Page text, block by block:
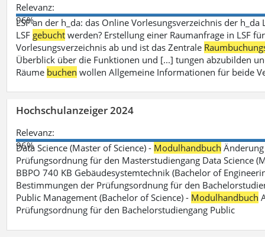
Relevanz:
96%
LSF an der h_da: das Online Vorlesungsverzeichnis der h_da
LSF gebucht werden? Erstellung einer Raumanfrage in LSF
Vorlesungsverzeichnis ab und ist das Zentrale
Überblick über die Funktionen und [...] tungen abzubilden
Räume buchen wollen Allgemeine Informationen für beide
Hochschulanzeiger 2024
Relevanz:
96%
Data Science (Master of Science) - Modulhandbuch
Prüfungsordnung für den Masterstudiengang Data Science
BBPO 740 KB Gebäudesystemtechnik (Bachelor of
Bestimmungen der Prüfungsordnung für den
Public Management (Bachelor of Science) - Modulhandbuch
Prüfungsordnung für den Bachelorstudiengang Public